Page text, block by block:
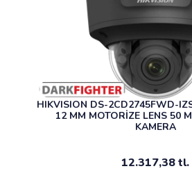
HIKVISION DS-2CD2745FWD-
12 MM MOTORİZE LENS 50
KAMERA
12.317,38 tl.